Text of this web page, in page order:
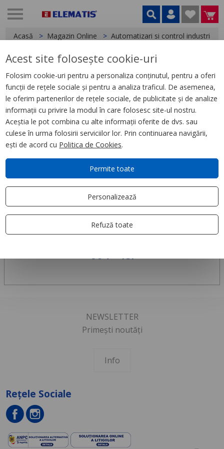
Acasă Magazin Online Automatizari si control industrial
Thermostats,1 produse
Filtrează
Aplică filtru
Ordonează după
Cele mai relevante
0 VOTURI
OUTSIde FROST THERMOSTAT
604 lei
NEWSLETTER
Primești noutăți
Info
Rețele Sociale
Acest site folosește cookie-uri
Folosim cookie-uri pentru a personaliza conținutul, pentru a oferi
funcții de rețele sociale și pentru a analiza traficul. De asemenea,
le oferim partenerilor de rețele sociale, de publicitate și de analize
informații cu privire la modul în care folosesc site-ul nostru.
Aceștia le pot combina cu alte informații oferite de dvs. sau
culese în urma folosirii serviciilor lor. Prin continuarea navigării,
ești de acord cu Politica de Cookies.
Permite toate
Personalizează
Refuză toate